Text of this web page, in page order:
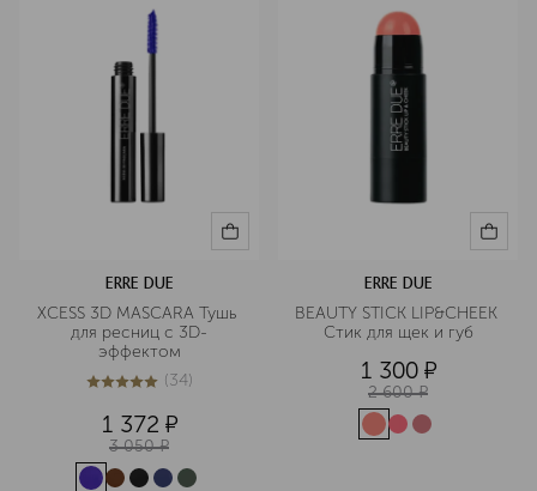
ERRE DUE
XCESS 3D MASCARA Тушь
для ресниц с 3D-
эффектом
4.9из534 (34)
1 372 ¤
3 050 ¤
ERRE DUE
BEAUTY STICK LIP&CHEEK
Стик для щек и губ
1 300 ¤
2 600 ¤